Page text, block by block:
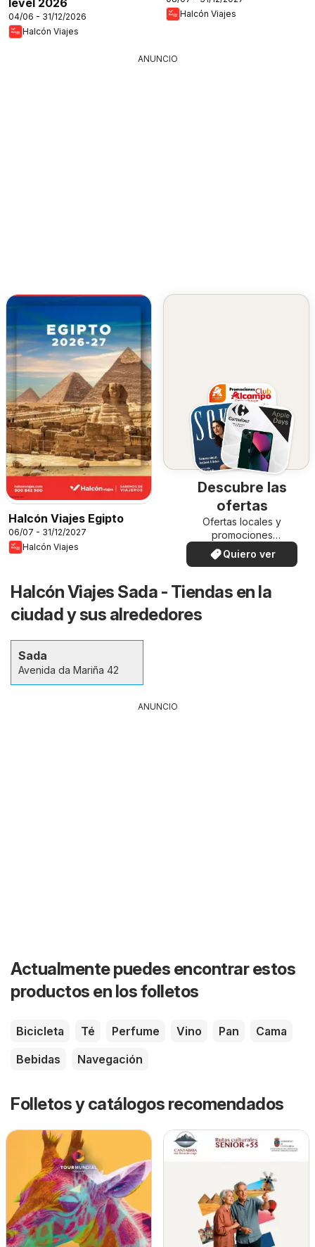
04/06 - 31/12/2026
Halcón Viajes
Halcón Viajes
ANUNCIO
Halcón Viajes Egipto
06/07 - 31/12/2027
Halcón Viajes
Descubre las
ofertas
Ofertas locales y
promociones
especiales.
Quiero ver
Halcón Viajes Sada - Tiendas en la
ciudad y sus alrededores
Sada
Avenida da Mariña 42
ANUNCIO
Actualmente puedes encontrar estos
productos en los folletos
Bicicleta Té Perfume Vino Pan
Cama
Bebidas
Navegación
Folletos y catálogos recomendados